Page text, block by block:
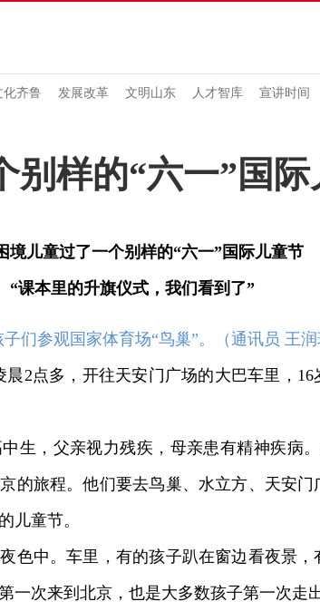
化齐鲁 发展改革 文明山东 人才智库 宣讲时间
别样的“六一”国
境儿童过了一个别样的“六一”国际儿童节
“课本里的升旗仪式，我们看到了”
们参观国家体育场“鸟巢”。（通讯员 王润
晨2点多，开往天安门广场的大巴车里，
，父亲视力残疾，母亲患有精神疾病。
的旅程。他们要去鸟巢、水立方、天安门
儿童节。
中。车里，有的孩子趴在窗边看夜景，
一次来到北京，也是大多数孩子第一次走